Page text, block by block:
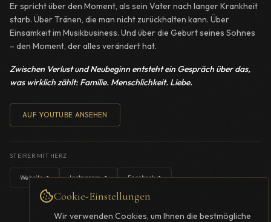
Er spricht über den Moment, als sein Vater nach langer Krankheit
starb. Über Tränen, die man nicht zurückhalten kann. Über
Einsamkeit im Musikbusiness. Und über die Geburt seines Sohnes
– den Moment, der alles verändert hat.
Zwischen Verlust und Neubeginn entsteht ein Gespräch über das,
was wirklich zählt: Familie. Menschlichkeit. Liebe.
AUF YOUTUBE ANSEHEN
STEIRER MIT HERZ
Website ↗ Instagram ↗ Facebook ↗
Cookie-Einstellungen
Wir verwenden Cookies, um Ihnen die bestmögliche